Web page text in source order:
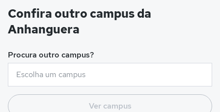
Confira outro campus da
Anhanguera
Procura outro campus?
Ver campus